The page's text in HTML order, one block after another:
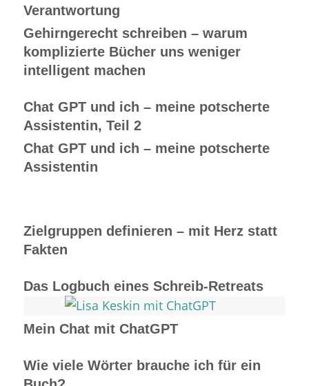
Verantwortung
Gehirngerecht schreiben – warum
komplizierte Bücher uns weniger
intelligent machen
Chat GPT und ich – meine potscherte
Assistentin, Teil 2
Chat GPT und ich – meine potscherte
Assistentin
Zielgruppen definieren – mit Herz statt
Fakten
Das Logbuch eines Schreib-Retreats
Mein Chat mit ChatGPT
Wie viele Wörter brauche ich für ein